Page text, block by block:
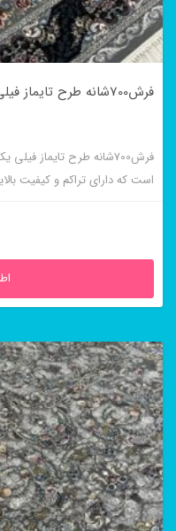
فرش700شانه طرح تایماز فیلی
فرش700شانه طرح
است که دارای تراکم و کیفیت